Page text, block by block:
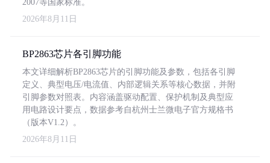
2007等国家标准。
2026年8月11日
BP2863芯片各引脚功能
本文详细解析BP2863芯片的引脚功能及参数，包括各引脚
定义、典型电压/电流值、内部逻辑关系等核心数据，并附
引脚参数对照表。内容涵盖驱动配置、保护机制及典型应
用电路设计要点，数据参考自杭州士兰微电子官方规格书
（版本V1.2）。
2026年8月11日